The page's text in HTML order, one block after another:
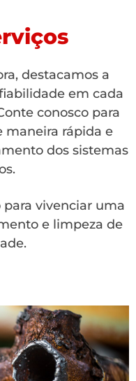
destacamos a
em cada
conosco para
maneira rápida e
dos sistemas
vivenciar uma
e limpeza de